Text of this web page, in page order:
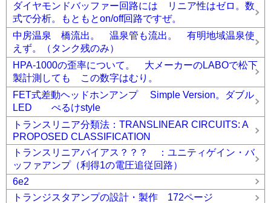
ダイヤモンドバッファー回路には リニア性はゼロ。数
式で分析。もともとon/off回路ですぜ。
中房温泉 橋流出。 温泉管も流出。 有明地域温泉使
えず。（タンク残のみ）
HPA-1000の歪率について。 大メーカーのLABOで松下
製計測しても この数字はむり。
FET式差動ヘッドホンアンプ Simple Version。ダブル
LED ぺるけstyle
トランスリニア分類法：TRANSLINEAR CIRCUITS: A
PROPOSED CLASSIFICATION
トランスリニアバイアス？？？ ：ユニティゲイン・バ
ッファアンプ（利得1の電圧追従回路）
6e2
トランジスタアンプの設計・製作 172ページ